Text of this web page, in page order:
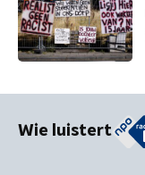
Wie luistert